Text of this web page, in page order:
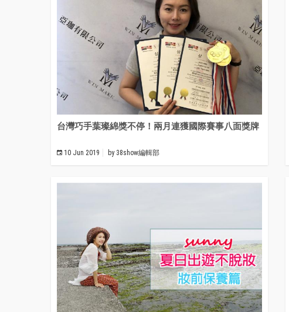
台灣巧手葉璨綿獎不停！兩月連獲國際賽事八面獎牌
10 Jun 2019 by 38show編輯部